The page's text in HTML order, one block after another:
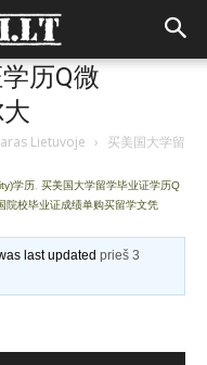
历Q微
Lietuvoje › 买美国大学留
学历 买美国大学留学毕业证学历Q
院校毕业证成绩单购买留学文凭
last updatedprieš 3